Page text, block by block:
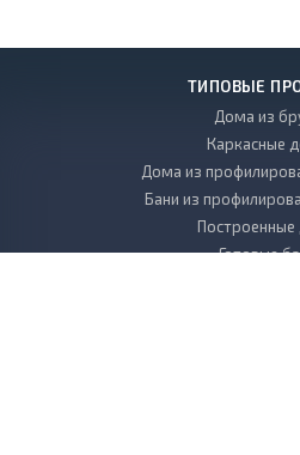
ТИПОВЫЕ
Дома из
Каркасные
Дома из
Бани из
Готовые